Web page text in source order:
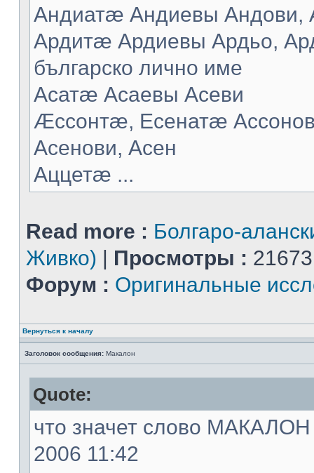
Андиатæ Андиевы Андови,
Ардитæ Ардиевы Ардьо,
българско лично име
Асатæ Асаевы Асеви
Æссонтæ, Есенатæ
Асенови, Асен
Аццетæ ...
Read more : Болгаро-
Живко) | Просмотры :
Форум : Оригинальные
Вернуться к началу
Заголовок сообщения: Макалон
Quote:
что значет слово МАКАЛОН
2006 11:42